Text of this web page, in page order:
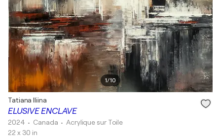
1/10
ELUSIVE ENCLAVE
Tatiana Iliina
2024 • Canada •Acrylique sur Toile
22 x 30 in